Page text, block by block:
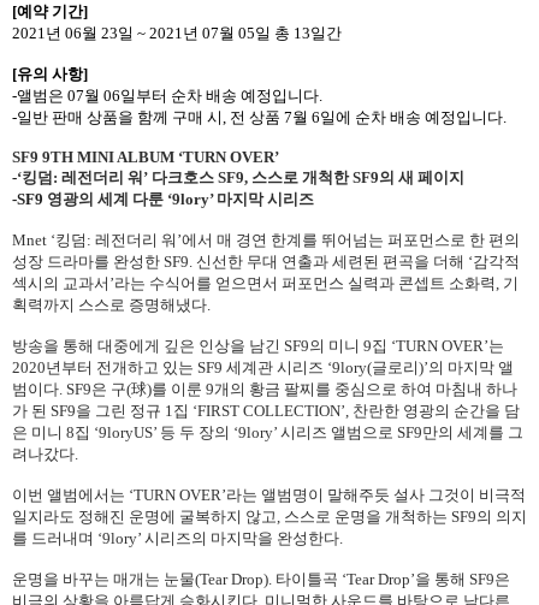
[예약 기간]
2021 년 06월 23일 ~ 2021 년 07월 05일 총 13일간
[유의 사항]
-앨범은 07월 06일부터 순차 배송 예정입니다
-일반 판매 상품을 함께 구매 시 전 상품 7월 6일에 순차 배송 예정입니다
SF9 9TH MINI ALBUM ‘TURN OVER’
-‘킹덤: 레전더리 워’ 다크호스 SF9, 스스로 개척한SF9의 새 페이지
-SF9 영광의 세계 다룬 ‘9lory’ 마지막 시리즈
Mnet ‘킹덤 : 레전더리 워’에서 매 경연 한계를 뛰어넘는 퍼포먼스로 한 편의
성장 드라마를 완성한 SF9. 신선한 무대 연출과 세련된 편곡을 더해 ‘감각적
섹시의 교과서’라는 수식어를 얻으면서 퍼포먼스 실력과 콘셉트 소화력 기
획력까지 스스로 증명해냈다
방송을 통해 대중에게 깊은 인상을 남긴 SF9의 미니 9집 ‘TURN OVER’는
2020년부터 전개하고 있는 SF9 세계관 시리즈 ‘9lory(글로리)’의 마지막 앨
범이다 . SF9은 구(球)를 이룬 9개의 황금 팔찌를 중심으로 하여 마침내 하나
가 된 SF9을 그린 정규 1 집 ‘FIRST COLLECTION’ 찬란한 영광의 순간을 담
은 미니 8집 ‘9loryUS’ 등 두 장의 ‘9lory’ 시리즈 앨범으로 SF9만의 세계를 그
려나갔다
이번 앨범에서는 ‘TURN OVER’라는 앨범명이 말해주듯 설사 그것이 비극적
일지라도 정해진 운명에 굴복하지 않고 스스로 운명을 개척하는 SF9의 의지
를 드러내며 ‘9lory’ 시리즈의 마지막을 완성한다
운명을 바꾸는 매개는 눈물(Tear Drop). 타이틀곡 ‘Tear Drop’을 통해 SF9은
비극의 상황을 아름답게 승화시킨다 미니멀한 사운드를 바탕으로 남다른